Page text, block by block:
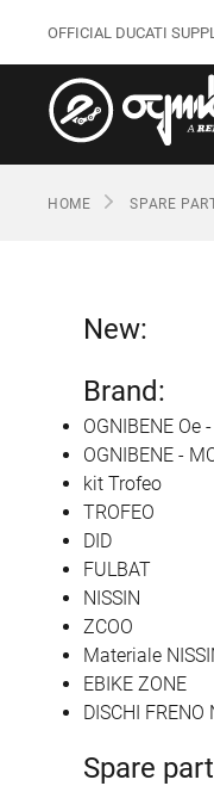
OFFICIAL DUCATI
HOME SPARE
New:
Brand:
OGNIBENE Oe
OGNIBENE -
kit Trofeo
TROFEO
DID
FULBAT
NISSIN
ZCOO
Materiale
EBIKE ZONE
DISCHI FRENO
Spare